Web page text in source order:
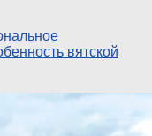
вятской